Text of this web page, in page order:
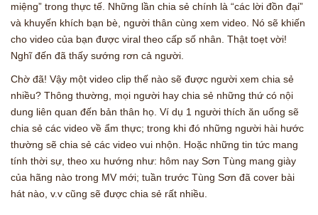
miệng” trong thực tế. Những lần chia sẻ chính là “các lời đồn đại”
và khuyến khích bạn bè, người thân cùng xem video. Nó sẽ khiến
cho video của bạn được viral theo cấp số nhân. Thật toẹt vời!
Nghĩ đến đã thấy sướng rơn cả người.
Chờ đã! Vậy một video clip thế nào sẽ được người xem chia sẻ
nhiều? Thông thường, mọi người hay chia sẻ những thứ có nội
dung liên quan đến bản thân họ. Ví dụ 1 người thích ăn uống sẽ
chia sẻ các video về ẩm thực; trong khi đó những người hài hước
thường sẽ chia sẻ các video vui nhộn. Hoặc những tin tức mang
tính thời sự, theo xu hướng như: hôm nay Sơn Tùng mang giày
của hãng nào trong MV mới; tuần trước Tùng Sơn đã cover bài
hát nào, v.v cũng sẽ được chia sẻ rất nhiều.